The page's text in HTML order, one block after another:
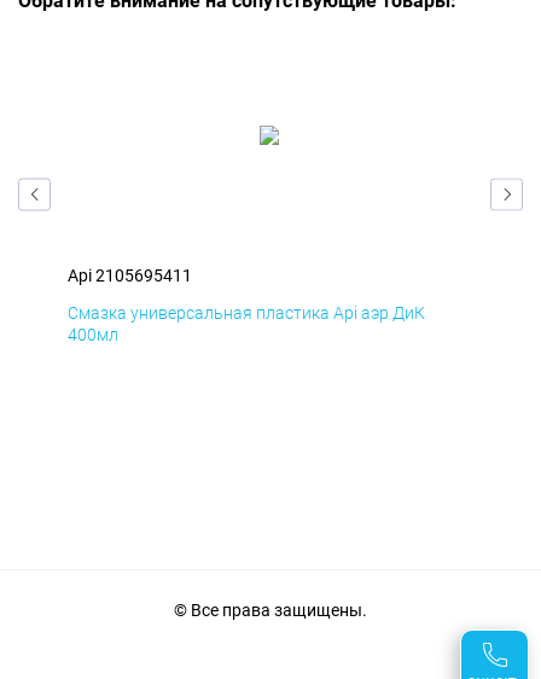
Api 2105695411
Смазка универсальная пластика Api аэр ДиК
400мл
© Все права защищены.